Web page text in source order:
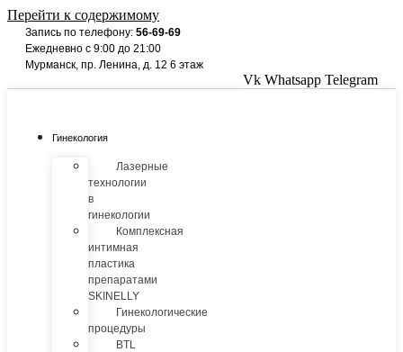
Перейти к содержимому
Запись по телефону: 56-69-69
Ежедневно с 9:00 до 21:00
Мурманск, пр. Ленина, д. 12 6 этаж
Vk Whatsapp Telegram
Гинекология
Лазерные
технологии
в
гинекологии
Комплексная
интимная
пластика
препаратами
SKINELLY
Гинекологические
процедуры
BTL